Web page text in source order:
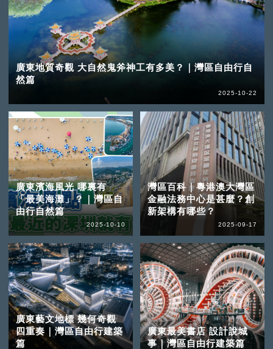
廣東地質奇觀 大自然鬼斧神工有多美？｜灣區自由行自
然篇
2025-10-22
廣東濱海風光 哪裏有
「最美海灘」？｜灣區自
由行自然篇
2025-10-10
灣區百科｜粵港澳大灣區
金融法務中心是甚麼？創
新架構有哪些？
2025-09-17
廣東藝文地標 幾何奇觀
四重奏｜灣區自由行建築
篇
廣東最美書店 設計說城
事｜灣區自由行建築篇